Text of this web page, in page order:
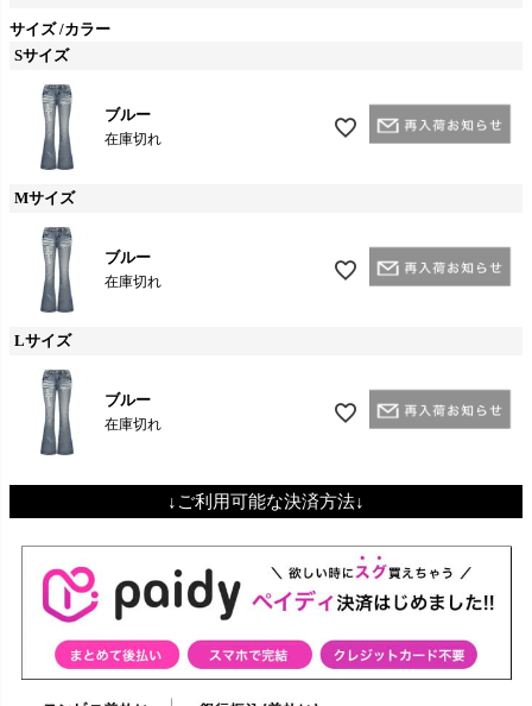
サイズ カラー
Sサイズ
ブルー
在庫切れ
Mサイズ
ブルー
在庫切れ
Lサイズ
ブルー
在庫切れ
↓ご利用可能な決済方法↓